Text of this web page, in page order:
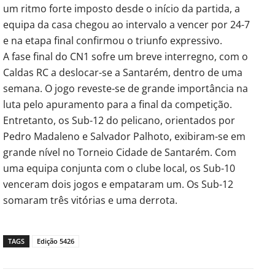
um ritmo forte imposto desde o início da partida, a
equipa da casa chegou ao intervalo a vencer por 24-7
e na etapa final confirmou o triunfo expressivo.
A fase final do CN1 sofre um breve interregno, com o
Caldas RC a deslocar-se a Santarém, dentro de uma
semana. O jogo reveste-se de grande importância na
luta pelo apuramento para a final da competição.
Entretanto, os Sub-12 do pelicano, orientados por
Pedro Madaleno e Salvador Palhoto, exibiram-se em
grande nível no Torneio Cidade de Santarém. Com
uma equipa conjunta com o clube local, os Sub-10
venceram dois jogos e empataram um. Os Sub-12
somaram três vitórias e uma derrota.
TAGS Edição 5426